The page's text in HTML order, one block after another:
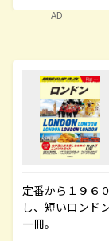
AD
定番から１９６
し、短いロンド
一冊。